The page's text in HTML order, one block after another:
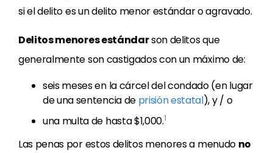
si el delito es un delito menor estándar o agravado.
Delitos menores estándarson delitos que
generalmente son castigados con un máximo de:
seis meses en la cárcel del condado (en lugar
de una sentencia de prisión estatal), y / o
una multa de hasta $1,000.1
Las penas por estos delitos menores a menudo no